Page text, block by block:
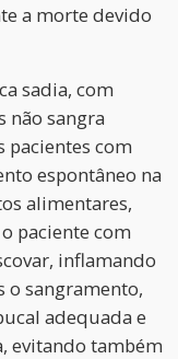
a morte devido
sadia, com
não sangra
pacientes com
espontâneo na
alimentares,
paciente com
inflamando
o sangramento,
adequada e
evitando também